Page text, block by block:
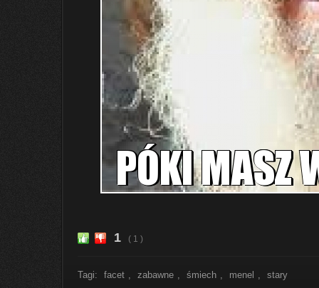
1 ( 1 )
Tagi: facet , zabawne , śmiech , menel , stary